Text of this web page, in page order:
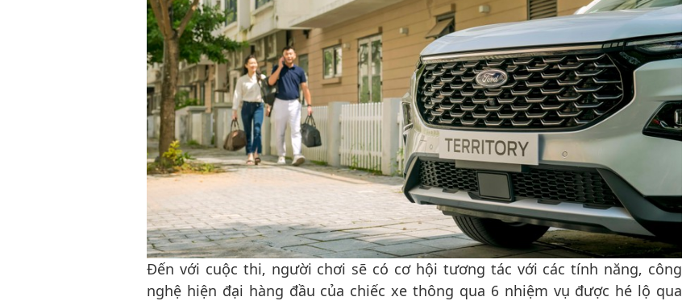
Đến với cuộc thi, người chơi sẽ có cơ hội tương tác với các tính năng, công
nghệ hiện đại hàng đầu của chiếc xe thông qua 6 nhiệm vụ được hé lộ qua